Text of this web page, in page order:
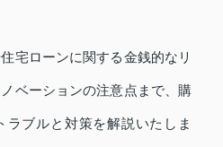
宅ローンに関する金銭的なリ
ベーションの注意点まで、購
ラブルと対策を解説いたしま